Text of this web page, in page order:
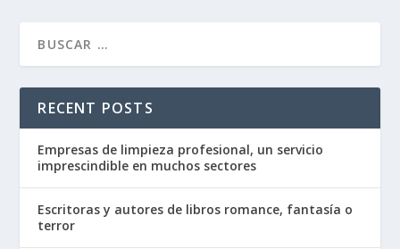
RECENT POSTS
Empresas de limpieza profesional, un servicio
imprescindible en muchos sectores
Escritoras y autores de libros romance, fantasía o
terror